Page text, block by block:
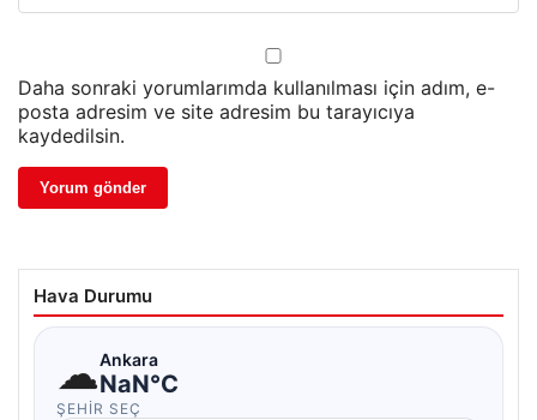
Daha sonraki yorumlarımda kullanılması için adım, e-
posta adresim ve site adresim bu tarayıcıya
kaydedilsin.
Hava Durumu
☁Ankara
NaN°C
ŞEHIR SEÇ